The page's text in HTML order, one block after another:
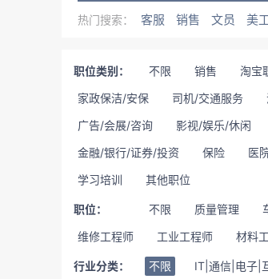
热门搜索： 客服 销售 文员 美
职位类别： 不限 销售 淘宝
家政保洁/安保
司机/交通服务
广告/会展/咨询
影视/娱乐/休闲
金融/银行/证券/投资
保险 医
学习培训
其他职位
职位： 不限 质量管理
维修工程师
工业工程师 材料
行业分类： 不限 IT|通信|电子|